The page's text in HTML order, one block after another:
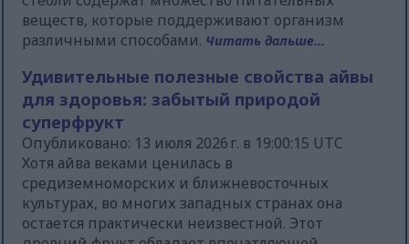
веществ, которые поддерживают организм
различными способами. Читать дальше...
Удивительные полезные свойства айвы
для здоровья: забытый природой
суперфрукт
Опубликовано: 13 июля 2026 г. в 19:00:15 UTC
Хотя айва веками ценилась в
средиземноморских и ближневосточных
культурах, во многих западных странах она
остается практически неизвестной. Этот